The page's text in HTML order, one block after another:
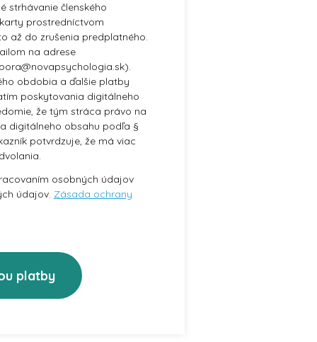
strhávanie členského
prostredníctvom
až do zrušenia predplatného.
na adrese
obdobia a ďalšie platby
poskytovania digitálneho
že tým stráca právo na
digitálneho obsahu podľa §
potvrdzuje, že má viac
osobných údajov
údajov. Zásada ochrany
platby